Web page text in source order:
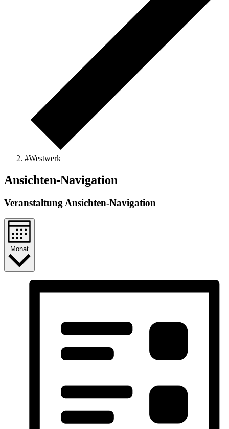
#Westwerk
Veranstaltungen
Ansichten-Navigation
Veranstaltung Ansichten-Navigation
Monat